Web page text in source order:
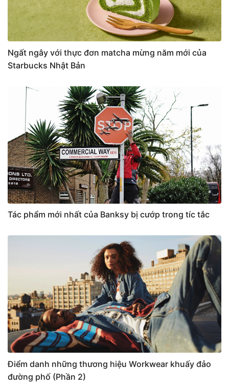
Ngất ngây với thực đơn matcha mừng năm mới của
Starbucks Nhật Bản
Tác phẩm mới nhất của Banksy bị cướp trong tíc tắc
Điểm danh những thương hiệu Workwear khuấy đảo
đường phố (Phần 2)